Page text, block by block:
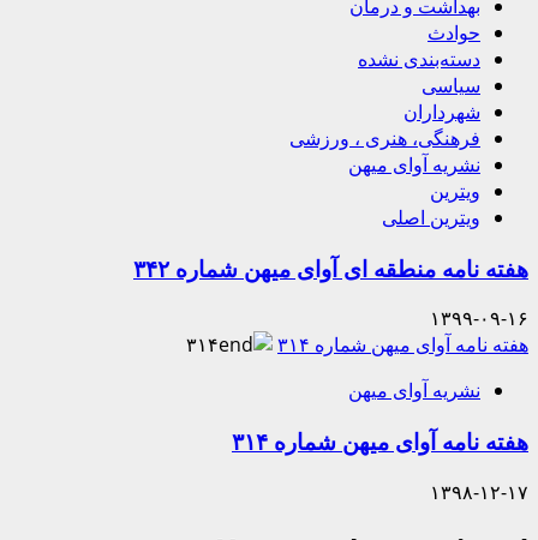
بهداشت و درمان
حوادث
دسته‌بندی نشده
سیاسی
شهرداران
فرهنگی، هنری ، ورزشی
نشریه آوای میهن
ویترین
ویترین اصلی
هفته نامه منطقه ای آوای میهن شماره ۳۴۲
۱۳۹۹-۰۹-۱۶
هفته نامه آوای میهن شماره ۳۱۴
نشریه آوای میهن
هفته نامه آوای میهن شماره ۳۱۴
۱۳۹۸-۱۲-۱۷